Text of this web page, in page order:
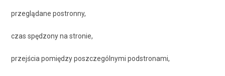
przeglądane postronny,
czas spędzony na stronie,
przejścia pomiędzy poszczególnymi podstronami,